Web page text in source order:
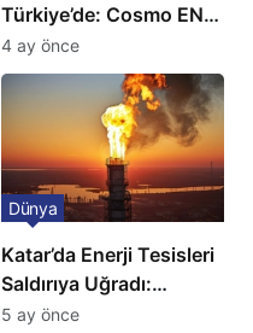
Türkiye’de: Cosmo EN
ve BBC Player yayında
4 ay önce
Katar’da Enerji Tesisleri
Saldırıya Uğradı:
Avrupa’da Doğalgaz
Dünya
5 ay önce